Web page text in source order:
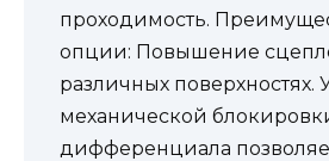
проходимость.
опции: Повышение
различных поверхностях.
механической
дифференциала